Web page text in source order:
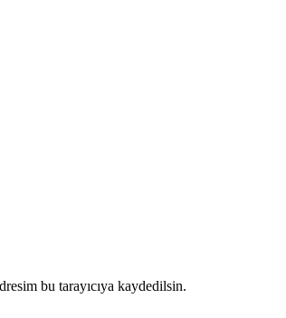
bu tarayıcıya kaydedilsin.